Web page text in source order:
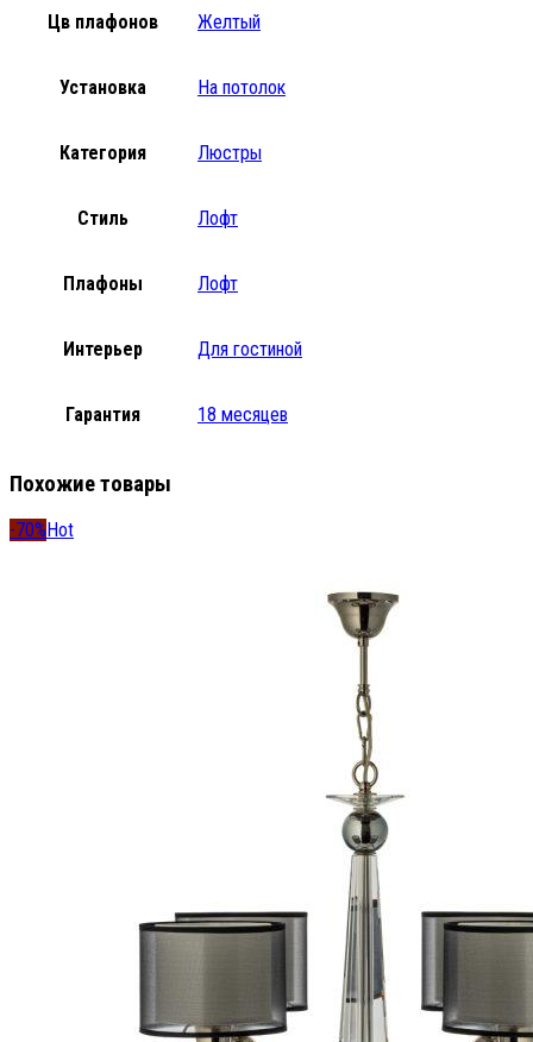
Цв плафонов Желтый
Установка На потолок
Категория Люстры
Стиль Лофт
Плафоны Лофт
Интерьер Для гостиной
Гарантия 18 месяцев
Похожие товары
-70% Hot